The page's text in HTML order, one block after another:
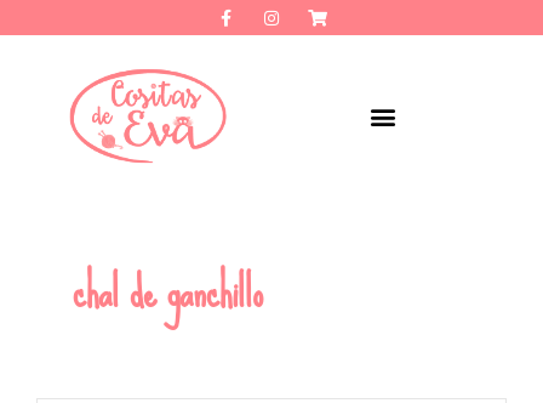
chal de ganchillo